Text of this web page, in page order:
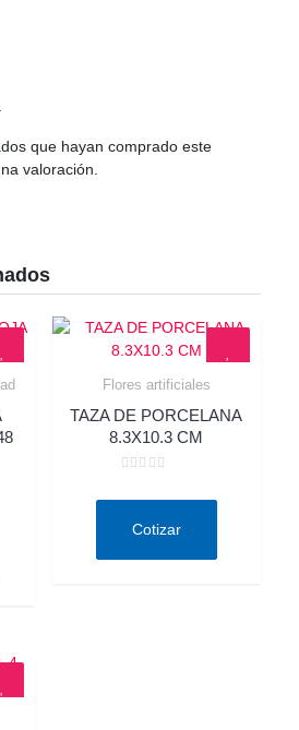
que hayan comprado este
valoración.
Flores artificiales
TAZA DE PORCELANA
8.3X10.3 CM
deCotizar